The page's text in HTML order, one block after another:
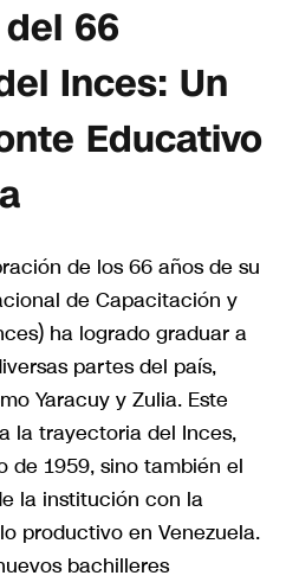
66
Inces: Un
Educativo
de los 66 años de su
de Capacitación y
ha logrado graduar a
partes del país,
Yaracuy y Zulia. Este
la trayectoria del Inces,
de 1959, sino también el
la institución con la
productivo en Venezuela.
bachilleres